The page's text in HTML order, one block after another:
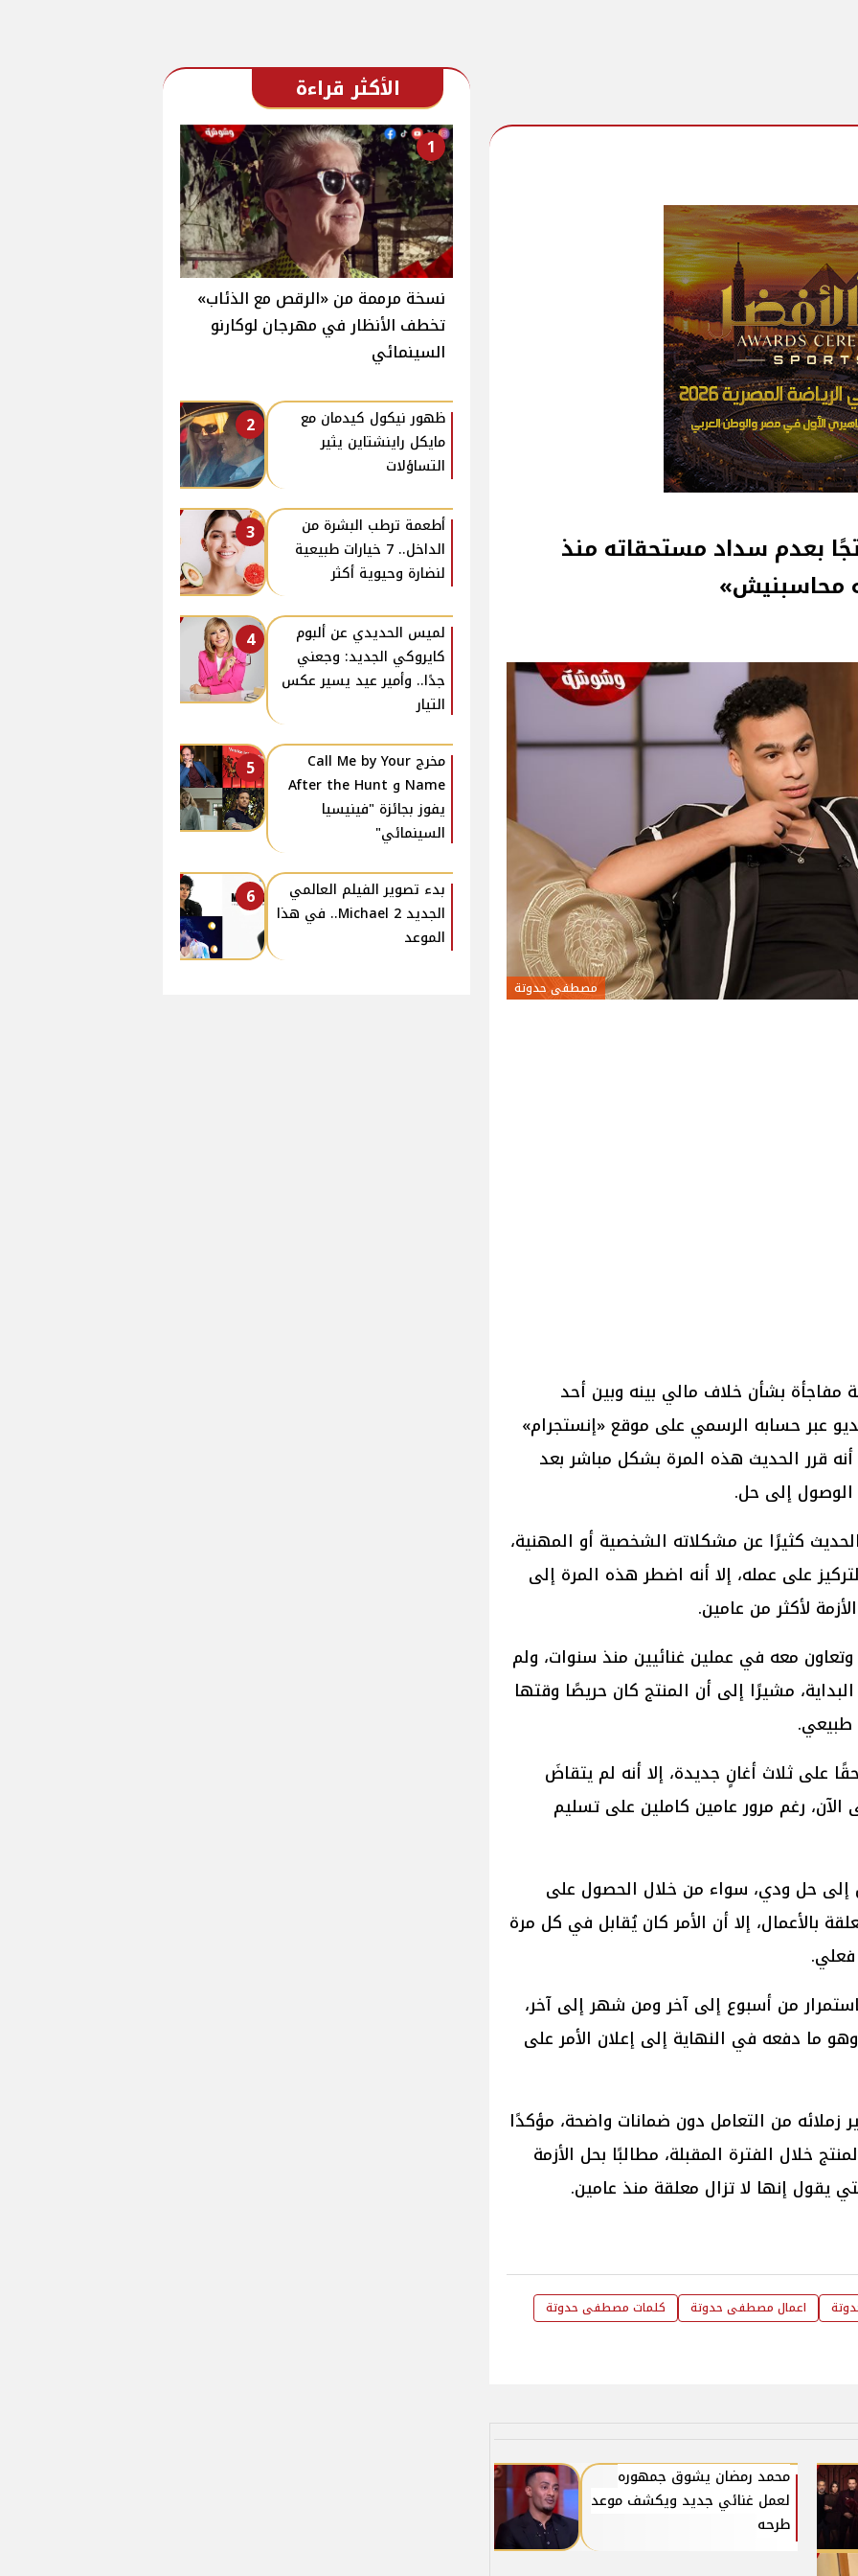
بعدم سداد مستحقاته منذ
مصطفى حدوتة
بشأن خلاف مالي بينه وبين أحد
عبر حسابه الرسمي على موقع «إنستجرام»
قرر الحديث هذه المرة بشكل مباشر بعد
الوصول إلى حل.
كثيرًا عن مشكلاته الشخصية أو المهنية،
على عمله، إلا أنه اضطر هذه المرة إلى
لأكثر من عامين.
معه في عملين غنائيين منذ سنوات، ولم
مشيرًا إلى أن المنتج كان حريصًا وقتها
طبيعي.
على ثلاث أغانٍ جديدة، إلا أنه لم يتقاضَ
رغم مرور عامين كاملين على تسليم
إلى حل ودي، سواء من خلال الحصول على
بالأعمال، إلا أن الأمر كان يُقابل في كل مرة
فعلي.
من أسبوع إلى آخر ومن شهر إلى آخر،
ما دفعه في النهاية إلى إعلان الأمر على
زملائه من التعامل دون ضمانات واضحة، مؤكدًا
خلال الفترة المقبلة، مطالبًا بحل الأزمة
يقول إنها لا تزال معلقة منذ عامين.
اعمال مصطفى حدوتة كلمات مصطفى حدوتة
محمد رمضان يشوق جمهوره
لعمل غنائي جديد ويكشف موعد
طرحه
الأكثر قراءة
1
نسخة مرممة من «الرقص مع الذئاب»
تخطف الأنظار في مهرجان لوكارنو
السينمائي
2
ظهور نيكول كيدمان مع
مايكل راينشتاين يثير
التساؤلات
3
أطعمة ترطب البشرة من
الداخل.. 7 خيارات طبيعية
لنضارة وحيوية أكثر
4
لميس الحديدي عن ألبوم
كايروكي الجديد: وجعني
جدًا.. وأمير عيد يسير عكس
التيار
5
مخرج Call Me by Your
Name و After the Hunt
يفوز بجائزة "فينيسيا
السينمائي"
6
بدء تصوير الفيلم العالمي
الجديد 2 Michael.. في هذا
الموعد